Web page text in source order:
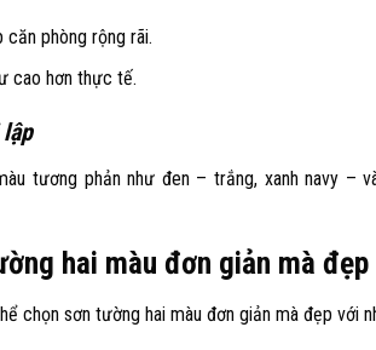
căn phòng rộng rãi.
cao hơn thực tế.
tương phản như đen – trắng, xanh navy –
hai màu đơn giản mà đẹp
chọn sơn tường hai màu đơn giản mà đẹp với